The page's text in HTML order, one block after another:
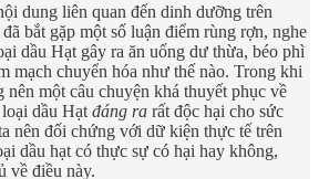
dung liên quan đến dinh dưỡng trên
bắt gặp một số luận điểm rùng rợn, nghe
dầu Hạt gây ra ăn uống dư thừa, béo phì
mạch chuyển hóa như thế nào. Trong khi
nên một câu chuyện khá thuyết phục về
dầu Hạt đáng ra rất độc hại cho sức
nên đối chứng với dữ kiện thực tế trên
dầu hạt có thực sự có hại hay không,
về điều này.